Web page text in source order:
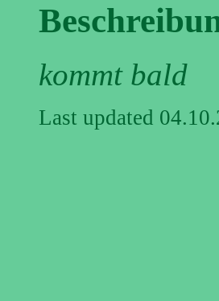
kommt bald
Last updated